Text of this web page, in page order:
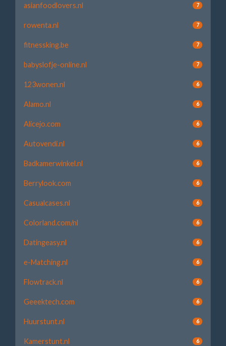
asianfoodlovers.nl 7
rowenta.nl 7
fitnessking.be 7
babyslofje-online.nl 7
123wonen.nl 6
Alamo.nl 6
Alicejo.com 6
Autovendi.nl 6
Badkamerwinkel.nl 6
Berrylook.com 6
Casualcases.nl 6
Colorland.com/nl 6
Datingeasy.nl 6
e-Matching.nl 6
Flowtrack.nl 6
Geeektech.com 6
Huurstunt.nl 6
Kamerstunt.nl 6